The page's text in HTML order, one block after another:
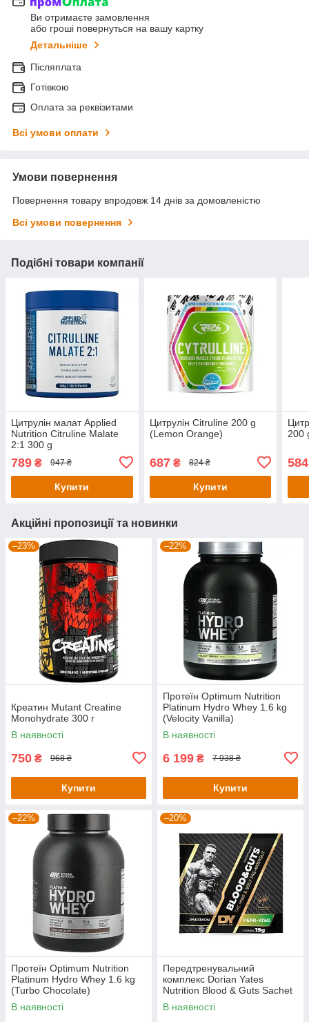
Ви отримаєте замовлення
або гроші повернуться на вашу картку
Детальніше
Післяплата
Готівкою
Оплата за реквізитами
Всі умови оплати
Умови повернення
Повернення товару впродовж 14 днів за домовленістю
Всі умови повернення
Подібні товари компанії
Цитрулін малат Applied
Nutrition Citruline Malate
2:1 300 g
789 ₴ 947 ₴
Купити
Цитрулін Citruline 200 g
(Lemon Orange)
687₴ 824 ₴
Купити
200
584
Акційні пропозиції та новинки
–23%
Креатин Mutant Creatine
Monohydrate 300 г
В наявності
750 ₴ 968 ₴
Купити
–22%
Протеїн Optimum Nutrition
Platinum Hydro Whey 1.6 kg
(Velocity Vanilla)
В наявності
6 199 ₴ 7 938 ₴
Купити
–22%
Протеїн Optimum Nutrition
Platinum Hydro Whey 1.6 kg
(Turbo Chocolate)
В наявності
–20%
Передтренувальний
комплекс Dorian Yates
Nutrition Blood & Guts Sachet
— 19 g (Pear Kiwi)
В наявності